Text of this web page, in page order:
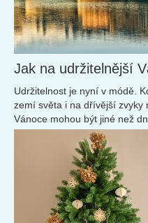
Jak na udržitelnější
Udržitelnost je nyní v módě.
zemí světa i na dřívější zvyky
Vánoce mohou být jiné než